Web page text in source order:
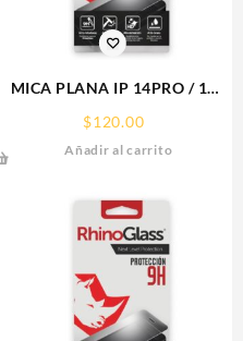
MICA PLANA IP 14PRO / 15
$120.00
Añadir al carrito